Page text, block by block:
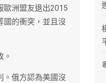
歐洲盟友退出2015
國的衝突，並且沒
。俄方認為美國沒